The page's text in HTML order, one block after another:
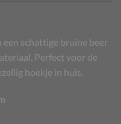
schattige bruine beer
Perfect voor de
hoekje in huis.